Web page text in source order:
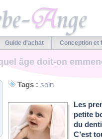
Guide d'achat Conception et
âge doit-on
Tags : soin
Les
petite
du
C’est